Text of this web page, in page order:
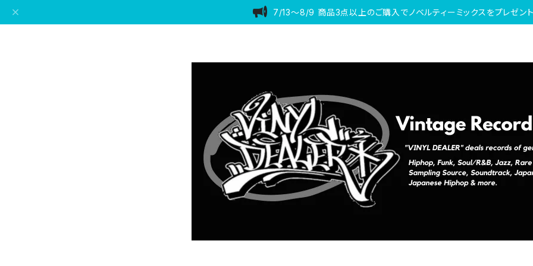
7/13〜8/9 商品3点以上のご購入でノベルティーミックスをプレゼント